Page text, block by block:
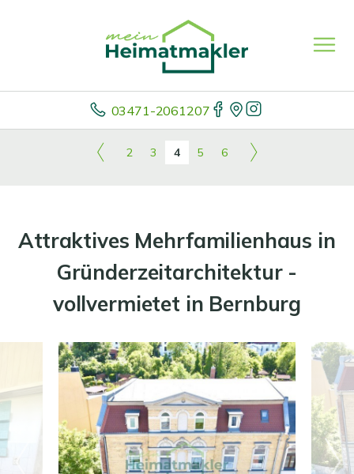
03471-2061207
2 3 4 5 6
Attraktives Mehrfamilienhaus in
Gründerzeitarchitektur -
vollvermietet in Bernburg